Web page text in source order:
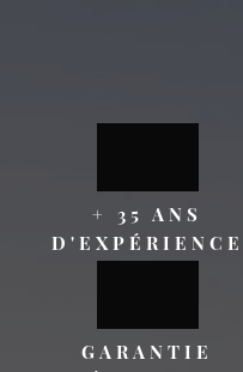
+ 35 ANS
D'EXPÉRIENCE
GARANTIE